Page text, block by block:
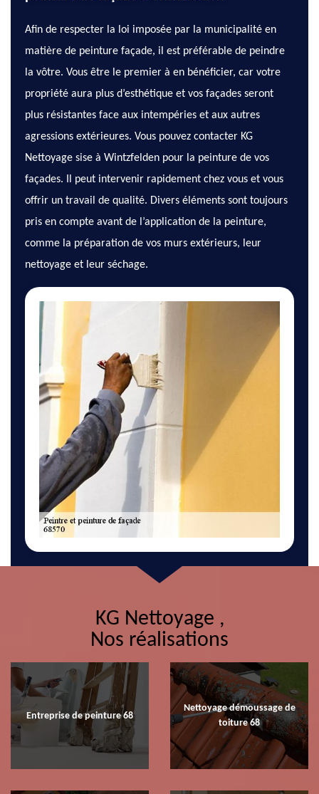
Afin de respecter la loi imposée par la municipalité en
matière de peinture façade, il est préférable de peindre
la vôtre. Vous être le premier à en bénéficier, car votre
propriété aura plus d’esthétique et vos façades seront
plus résistantes face aux intempéries et aux autres
agressions extérieures. Vous pouvez contacter KG
Nettoyage sise à Wintzfelden pour la peinture de vos
façades. Il peut intervenir rapidement chez vous et vous
offrir un travail de qualité. Divers éléments sont toujours
pris en compte avant de l’application de la peinture,
comme la préparation de vos murs extérieurs, leur
nettoyage et leur séchage.
KG Nettoyage ,
Nos réalisations
Entreprise de peinture 68
Nettoyage démoussage de
toiture 68